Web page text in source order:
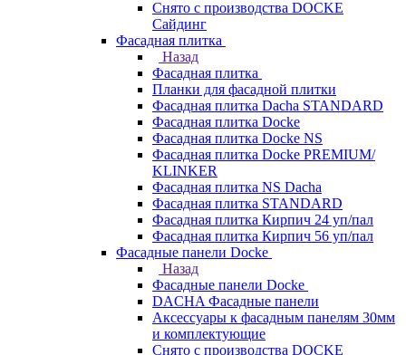
Снято с производства DOCKE
Сайдинг
Фасадная плитка
Назад
Фасадная плитка
Планки для фасадной плитки
Фасадная плитка Dacha STANDARD
Фасадная плитка Docke
Фасадная плитка Docke NS
Фасадная плитка Docke PREMIUM/
KLINKER
Фасадная плитка NS Dacha
Фасадная плитка STANDARD
Фасадная плитка Кирпич 24 уп/пал
Фасадная плитка Кирпич 56 уп/пал
Фасадные панели Docke
Назад
Фасадные панели Docke
DACHA Фасадные панели
Аксессуары к фасадным панелям 30мм
и комплектующие
Снято с производства DOCKE